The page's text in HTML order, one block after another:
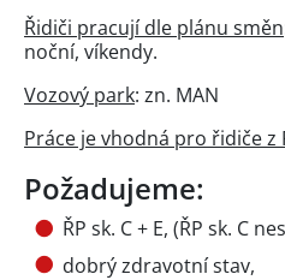
Řidiči pracují dle plánu směn
noční, víkendy.
Vozový park: zn. MAN
Práce je vhodná pro řidiče z
Požadujeme:
ŘP sk. C + E, (ŘP sk. C
dobrý zdravotní stav,